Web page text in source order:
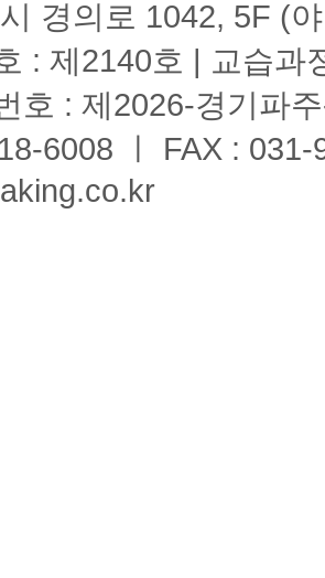
경의로 1042, 5F (
: 제2140호 | 교습과
호 : 제2026-경기파
6008 ㅣ FAX :